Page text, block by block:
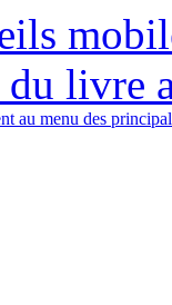
livre
au menu des